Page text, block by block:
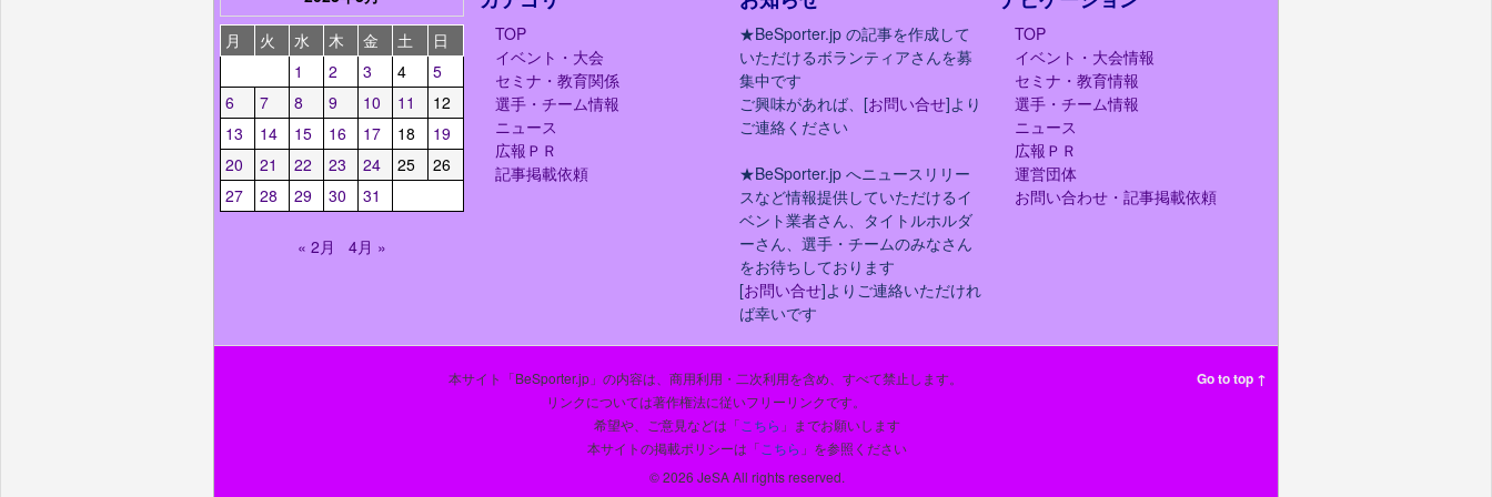
月
火 水 木 金 土
日
1
2 3 4
5
6
7 8 9 10 11
12
13
14 15 16 17 18
19
20
21 22 23 24 25
26
27
28 29 30 31
« 2月 4月 »
TOP
イベント・大会
セミナ・教育関係
選手・チーム情報
ニュース
広報ＰＲ
記事掲載依頼
★BeSporter.jp の記事を作成して
いただけるボランティアさんを募
集中です
ご興味があれば、[お問い合せ]より
ご連絡ください
★BeSporter.jp へニュースリリー
スなど情報提供していただけるイ
ベント業者さん、タイトルホルダ
ーさん、選手・チームのみなさん
をお待ちしております
[お問い合せ]よりご連絡いただけれ
ば幸いです
TOP
イベント・大会情報
セミナ・教育情報
選手・チーム情報
ニュース
広報ＰＲ
運営団体
お問い合わせ・記事掲載依頼
Go to top ↑
本サイト「BeSporter.jp」の内容は、商用利用・二次利用を含め、すべて禁止します。
リンクについては著作権法に従いフリーリンクです。
希望や、ご意見などは「 こちら 」までお願いします
本サイトの掲載ポリシーは「 こちら 」を参照ください
© 2026 JeSA All rights reserved.